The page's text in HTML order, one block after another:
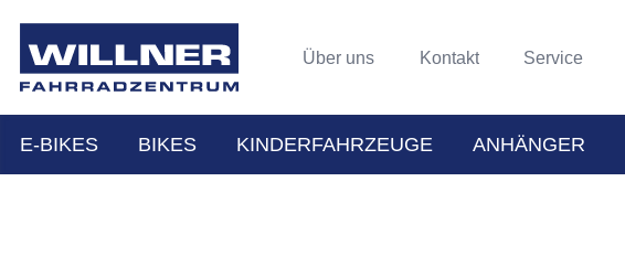
Über uns Kontakt Service
E-BIKES BIKES KINDERFAHRZEUGE ANHÄNGER